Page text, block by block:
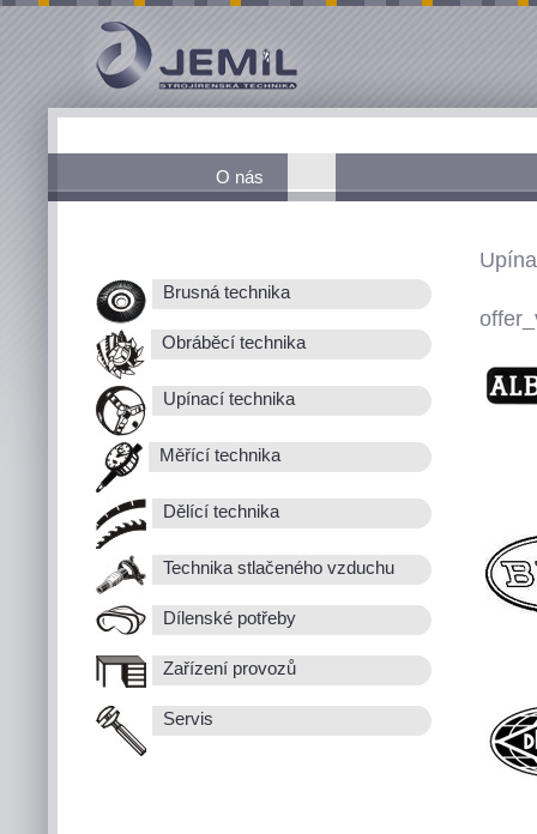
O nás
Brusná technika
Obráběcí technika
Upínací technika
Měřící technika
Dělící technika
Technika stlačeného vzduchu
Dílenské potřeby
Zařízení provozů
Servis